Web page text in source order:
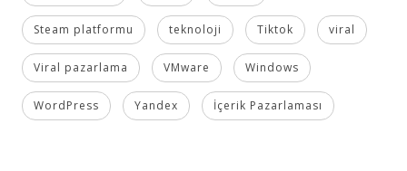
Steam platformu teknoloji Tiktok viral
Viral pazarlama VMware Windows
WordPress Yandex İçerik Pazarlaması